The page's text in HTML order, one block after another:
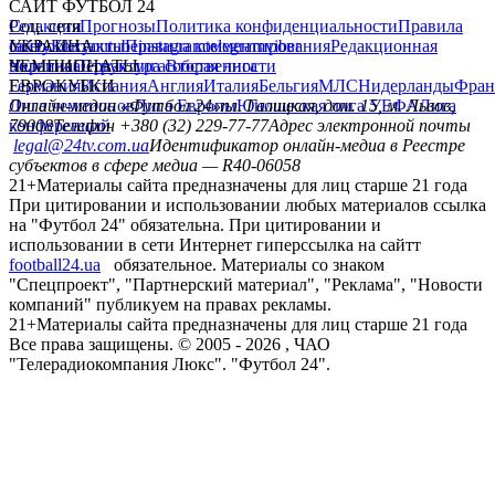
САЙТ ФУТБОЛ 24
РедакцияПрогнозыПолитика конфиденциальностиПравила
сайтуКонтактыПравила комментированияРедакционная
политикаСтруктура собственности
Соц. сети
facebookxyoutubeinstagramtelegramviber
УКРАИНА
УкраинаПервая лигаВторая лига
ЧЕМПИОНАТЫ
ГерманияИспанияАнглияИталияБельгияМЛСНидерланды
ЕВРОКУБКИ
Лига чемпионовЛига ЕвропыЮношеская лига УЕФАЛига
конференций
Онлайн-медиа «Футбол 24»пл. Галицкая, дом. 15, м. Львов,
79008Телефон +380 (32) 229-77-77Адрес электронной почты
legal@24tv.com.uaИдентификатор онлайн-медиа в Реестре
субъектов в сфере медиа — R40-06058
21+Материалы сайта предназначены для лиц старше 21 года
При цитировании и использовании любых материалов ссылка
на "Футбол 24" обязательна. При цитировании и
использовании в сети Интернет гиперссылка на сайтт
football24.ua
обязательное. Материалы со знаком
"Спецпроект", "Партнерский материал", "Реклама", "Новости
компаний" публикуем на правах рекламы.
21+Материалы сайта предназначены для лиц старше 21 года
Все права защищены. © 2005 - 2026 , ЧАО
"Телерадиокомпания Люкс". "Футбол 24".